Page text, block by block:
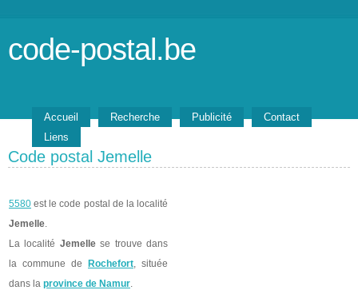
code-postal.be
Accueil Recherche Publicité
Contact
Liens
Code postal Jemelle
5580 est le code postal de la localité
Jemelle.
La localité Jemellese trouve dans
la commune de
Rochefort, située
dans la province de Namur.